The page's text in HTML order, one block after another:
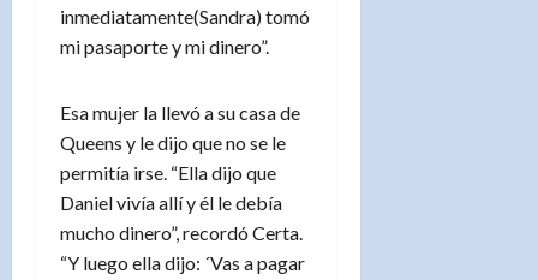
inmediatamente(Sandra) tomó
mi pasaporte y mi dinero”.
Esa mujer la llevó a su casa de
Queens y le dijo que no se le
permitía irse. “Ella dijo que
Daniel vivía allí y él le debía
mucho dinero”, recordó Certa.
“Y luego ella dijo: ´Vas a pagar